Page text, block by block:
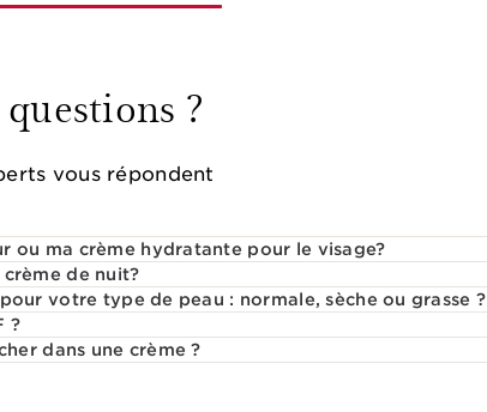
questions ?
vous répondent
ou ma crème hydratante pour le visage?
de nuit?
votre type de peau : normale, sèche ou grasse ?
?
dans une crème ?